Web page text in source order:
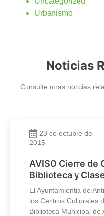
Urbanismo
Noticias
Consulte otras noticias
23 de octubre de
2015
AVISO Cierre de
Biblioteca y
El Ayuntamientia de
los Centros Culturales
Biblioteca Municipal de